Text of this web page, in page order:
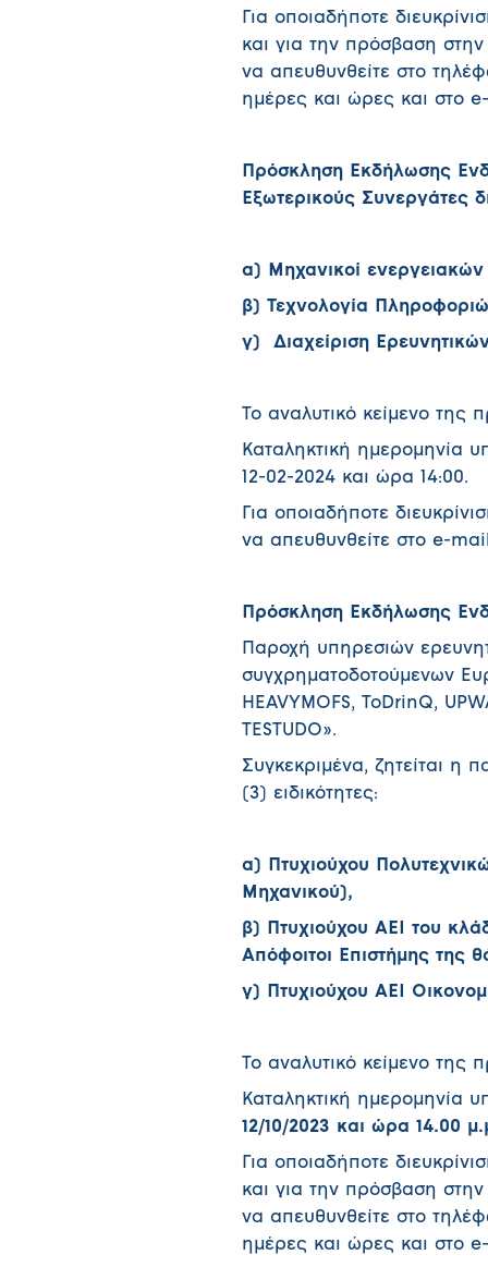
Για οποιαδήποτε
και για την πρόσβαση
να απευθυνθείτε στο
ημέρες και ώρες και στο
Πρόσκληση Εκδήλωσης
Εξωτερικούς Συνεργάτες
α) Μηχανικοί
β) Τεχνολογία
γ) Διαχείριση
Το αναλυτικό κείμενο της
Καταληκτική ημερομηνία
12-02-2024 και ώρα 14:00.
Για οποιαδήποτε
να απευθυνθείτε στο e-
Πρόσκληση Εκδήλωσης
Παροχή υπηρεσιών
συγχρηματοδοτούμενων
HEAVYMOFS, ToDrinQ,
TESTUDO».
Συγκεκριμένα, ζητείται η
(3) ειδικότητες:
α) Πτυχιούχου
Μηχανικού),
β) Πτυχιούχου ΑΕΙ του
Απόφοιτοι Επιστήμης της
γ) Πτυχιούχου ΑΕΙ
Το αναλυτικό κείμενο της
Καταληκτική ημερομηνία
12/10/2023 και ώρα 14.00
Για οποιαδήποτε
και για την πρόσβαση
να απευθυνθείτε στο
ημέρες και ώρες και στο